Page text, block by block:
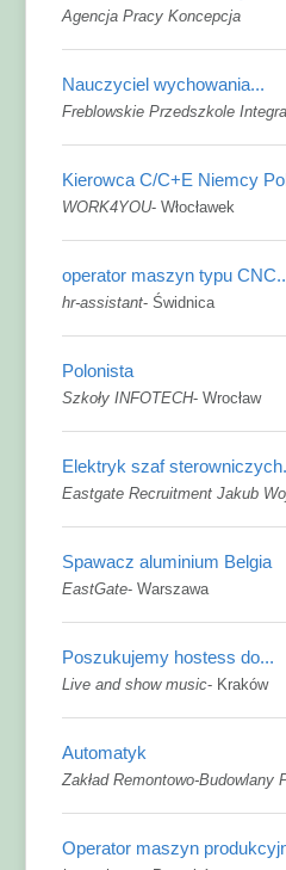
Agencja Pracy Koncepcja
Nauczyciel wychowania...
Freblowskie Przedszkole
Kierowca C/C+E Niemcy
WORK4YOU-Włocławek
operator maszyn typu
hr-assistant-Świdnica
Polonista
Szkoły INFOTECH-Wrocław
Elektryk szaf
Eastgate Recruitment Jakub
Spawacz aluminium Belgia
EastGate-Warszawa
Poszukujemy hostess do...
Live and show music- Kraków
Automatyk
Zakład Remontowo-Budowlany
Operator maszyn